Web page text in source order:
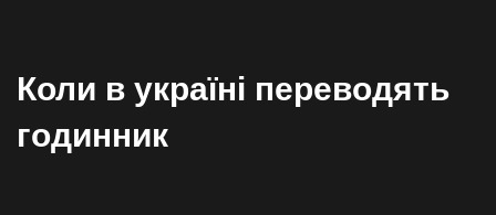
Коли в україні переводять
годинник